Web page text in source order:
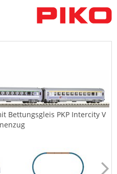
Bettungsgleis PKP Intercity V